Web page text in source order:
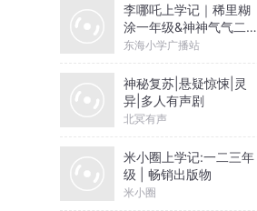
李哪吒上学记｜稀里糊
涂一年级&神神气气二年
级
东海小学广播站
神秘复苏|悬疑惊悚|灵
异|多人有声剧
北冥有声
米小圈上学记:一二三年
级 | 畅销出版物
米小圈